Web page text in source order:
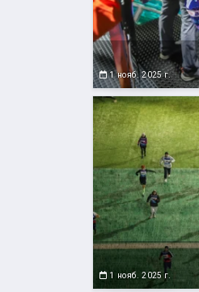
1 нояб. 2025 г.
1 нояб. 2025 г.